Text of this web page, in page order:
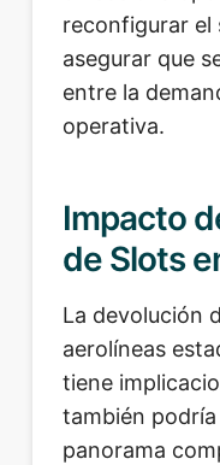
reconfigurar el
asegurar que
entre la
operativa.
Impacto
de Slots
La devolución
aerolíneas
tiene
también
panorama